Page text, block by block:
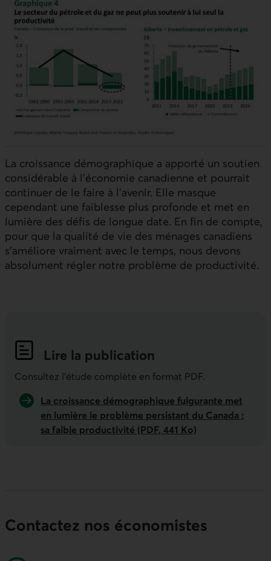
La croissance démographique a apporté un soutien
considérable à l’économie canadienne et pourrait
continuer de le faire à l’avenir. Elle masque
cependant une faiblesse plus profonde et met en
lumière des défis de longue date. En fin de compte,
pour que la qualité de vie des ménages canadiens
s’améliore vraiment avec le temps, nous devons
absolument régler notre problème de productivité.
Lire la publication
Indicateurs économiques de la
Consultez l'étude complète en format PDF.
La croissance démographique fulgurante met
en lumière le problème persistant du Canada :
sa faible productivité (PDF, 441 Ko)
Contactez nos économistes